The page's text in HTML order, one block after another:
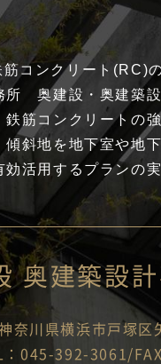
筋コンクリート(RC)
所 奥建設・ 奥建築
鉄筋コンクリートの
傾斜地を地下室や地
効活用するプランの
奥建築設
奈川県横浜市戸塚区
：045-392-3061/